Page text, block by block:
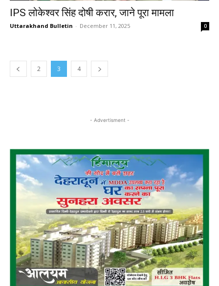
IPS लोकेश्वर सिंह दोषी करार, जाने पूरा मामला
Uttarakhand Bulletin - December 11, 2025 0
2 3 4
- Advertisment -